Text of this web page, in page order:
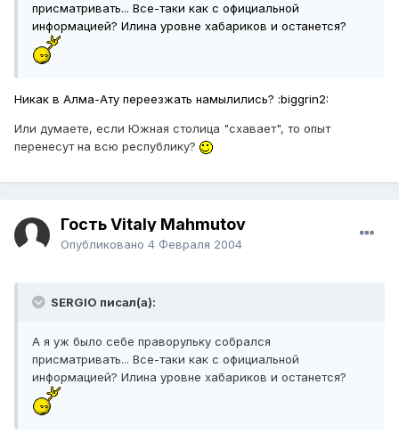
присматривать... Все-таки как с официальной
информацией? Илина уровне хабариков и останется?
Никак в Алма-Ату переезжать намылились? :biggrin2:
Или думаете, если Южная столица "схавает", то опыт
перенесут на всю республику?
Гость Vitaly Mahmutov
Опубликовано 4 Февраля 2004
SERGIO писал(а):
А я уж было себе праворульку собрался
присматривать... Все-таки как с официальной
информацией? Илина уровне хабариков и останется?